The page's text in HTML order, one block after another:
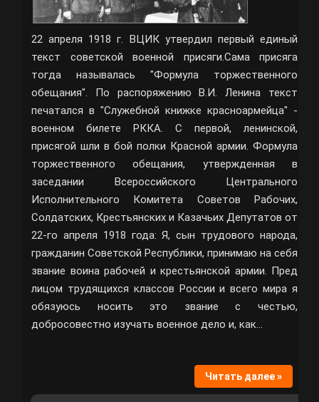
22 апреля 1918 г. ВЦИК утвердил первый единый
текст советской военной присяги.Сама присяга
тогда называлась "Формула торжественного
обещания". По распоряжению В.И. Ленина текст
печатался в "Служебной книжке красноармейца" -
военном билете РККА. С первой, ленинской,
присягой шли в бой полки Красной армии. Формула
торжественного обещания, утвержденная в
заседании Всероссийского Центрального
Исполнительного Комитета Советов Рабочих,
Солдатских, Крестьянских и Казачьих Депутатов от
22-го апреля 1918 года: Я, сын трудового народа,
гражданин Советской Республики, принимаю на себя
звание воина рабочей и крестьянской армии. Пред
лицом трудящихся классов России и всего мира я
обязуюсь носить это звание с честью,
добросовестно изучать военное дело и, как…
Читать далее »